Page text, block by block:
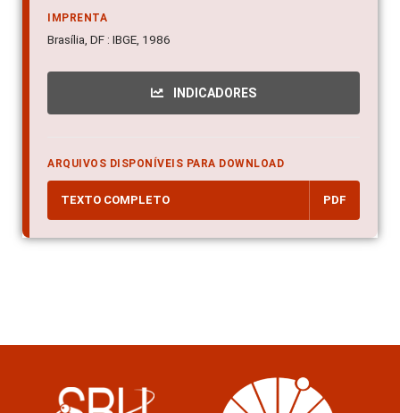
IMPRENTA
Brasília, DF : IBGE, 1986
INDICADORES
ARQUIVOS DISPONÍVEIS PARA DOWNLOAD
TEXTO COMPLETO PDF